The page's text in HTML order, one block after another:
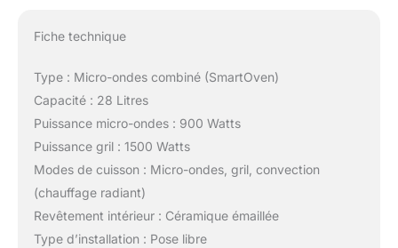
Fiche technique
Type : Micro-ondes combiné (SmartOven)
Capacité : 28 Litres
Puissance micro-ondes : 900 Watts
Puissance gril : 1500 Watts
Modes de cuisson : Micro-ondes, gril, convection
(chauffage radiant)
Revêtement intérieur : Céramique émaillée
Type d’installation : Pose libre